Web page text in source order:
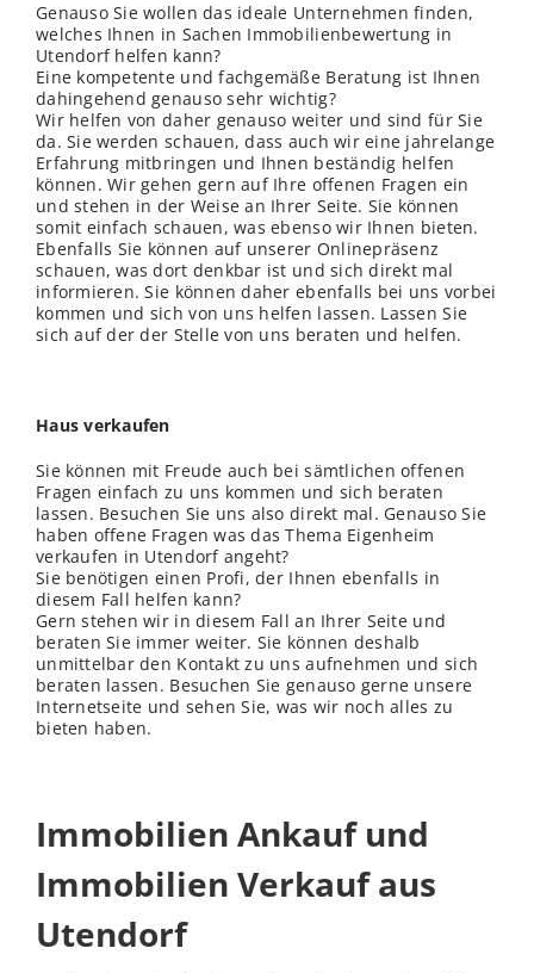
Genauso Sie wollen das ideale Unternehmen finden,
welches Ihnen in Sachen Immobilienbewertung in
Utendorf helfen kann?
Eine kompetente und fachgemäße Beratung ist Ihnen
dahingehend genauso sehr wichtig?
Wir helfen von daher genauso weiter und sind für Sie
da. Sie werden schauen, dass auch wir eine jahrelange
Erfahrung mitbringen und Ihnen beständig helfen
können. Wir gehen gern auf Ihre offenen Fragen ein
und stehen in der Weise an Ihrer Seite. Sie können
somit einfach schauen, was ebenso wir Ihnen bieten.
Ebenfalls Sie können auf unserer Onlinepräsenz
schauen, was dort denkbar ist und sich direkt mal
informieren. Sie können daher ebenfalls bei uns vorbei
kommen und sich von uns helfen lassen. Lassen Sie
sich auf der der Stelle von uns beraten und helfen.
Haus verkaufen
Sie können mit Freude auch bei sämtlichen offenen
Fragen einfach zu uns kommen und sich beraten
lassen. Besuchen Sie uns also direkt mal. Genauso Sie
haben offene Fragen was das Thema Eigenheim
verkaufen in Utendorf angeht?
Sie benötigen einen Profi, der Ihnen ebenfalls in
diesem Fall helfen kann?
Gern stehen wir in diesem Fall an Ihrer Seite und
beraten Sie immer weiter. Sie können deshalb
unmittelbar den Kontakt zu uns aufnehmen und sich
beraten lassen. Besuchen Sie genauso gerne unsere
Internetseite und sehen Sie, was wir noch alles zu
bieten haben.
Immobilien Ankauf und
Immobilien Verkauf aus
Utendorf